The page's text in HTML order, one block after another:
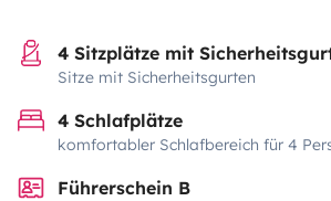
4 Sitzplätze mit
Sitze mit Sicherheitsgurten
4 Schlafplätze
komfortabler Schlafbereich für 4
Führerschein B